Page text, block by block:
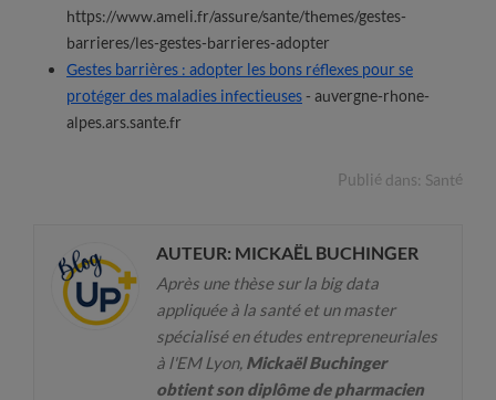
https://www.ameli.fr/assure/sante/themes/gestes-
barrieres/les-gestes-barrieres-adopter
Gestes barrières : adopter les bons réflexes pour se
protéger des maladies infectieuses- auvergne-rhone-
alpes.ars.sante.fr
Publié dans: Santé
AUTEUR: MICKAËL BUCHINGER
Après une thèse sur la big data
appliquée à la santé et un master
spécialisé en études entrepreneuriales
à l'EM Lyon, Mickaël Buchinger
obtient son diplôme de pharmacien